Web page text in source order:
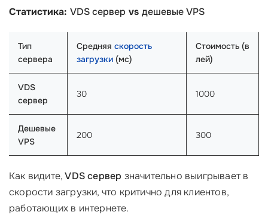
Статистика: VDS сервер vs дешевые VPS
Тип
сервера
Средняя скорость
загрузки (мс)
Стоимость (в
лей)
VDS
сервер
30 1000
Дешевые
VPS
200 300
Как видите,VDS сервер значительно выигрывает в
скорости загрузки, что критично для клиентов,
работающих в интернете.